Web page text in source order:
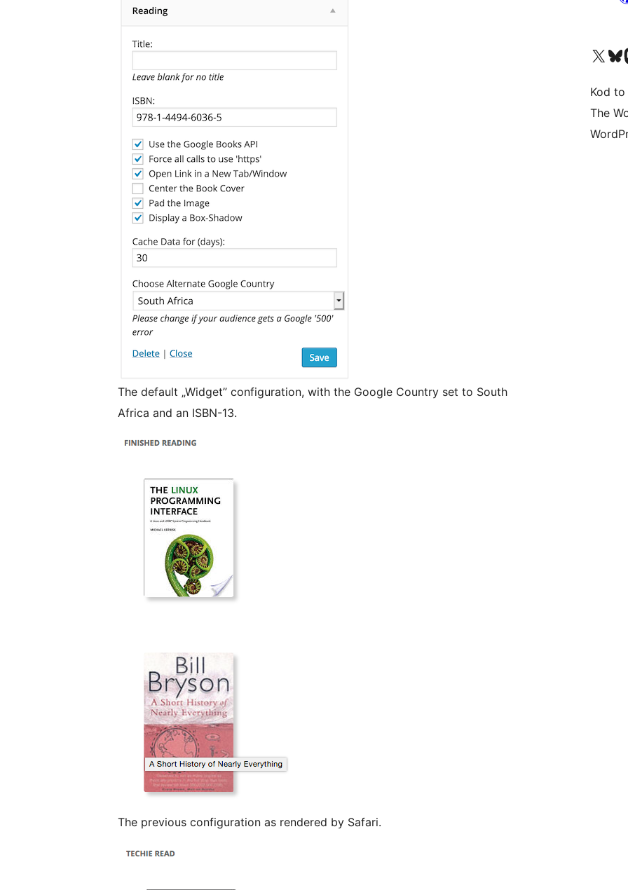
The default „Widget” configuration, with the Google Country set to South
Africa and an ISBN-13.
The previous configuration as rendered by Safari.
Odwiedź nasze
Kod
The